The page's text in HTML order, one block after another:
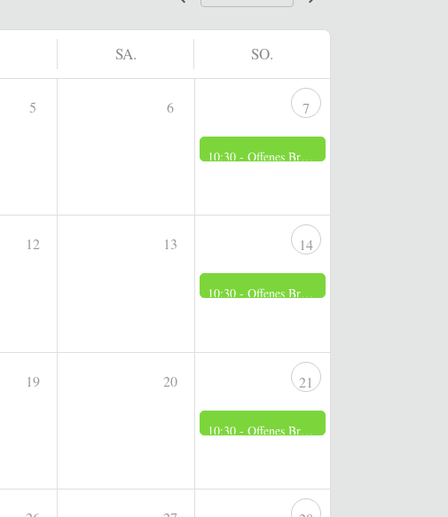
SA. SO.
5 6 7
10:30 - Offenes Brennerei Museum
12 13 14
10:30 - Offenes Brennerei Museum
19 20 21
10:30 - Offenes Brennerei Museum